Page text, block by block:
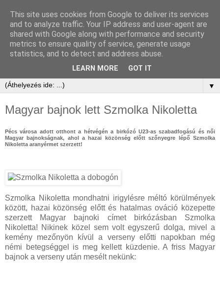
▼
Magyar bajnok lett Szmolka Nikoletta
Pécs városa adott otthont a hétvégén a birkózó U23-as szabadfogású és női
Magyar bajnokságnak, ahol a hazai közönség előtt szőnyegre lépő Szmolka
Nikoletta aranyérmet szerzett!
Szmolka Nikoletta mondhatni irigylésre méltó körülmények
között, hazai közönség előtt és hatalmas ováció közepette
szerzett Magyar bajnoki címet birkózásban Szmolka
Nikoletta! Nikinek közel sem volt egyszerű dolga, mivel a
kemény mezőnyön kívül a verseny előtti napokban még
némi betegséggel is meg kellett küzdenie. A friss Magyar
bajnok a verseny után mesélt nekünk:
This site uses cookies from Google to deliver its services
and to analyze traffic. Your IP address and user-agent are
shared with Google along with performance and security
metrics to ensure quality of service, generate usage
statistics, and to detect and address abuse.
LEARN MORE GOT IT